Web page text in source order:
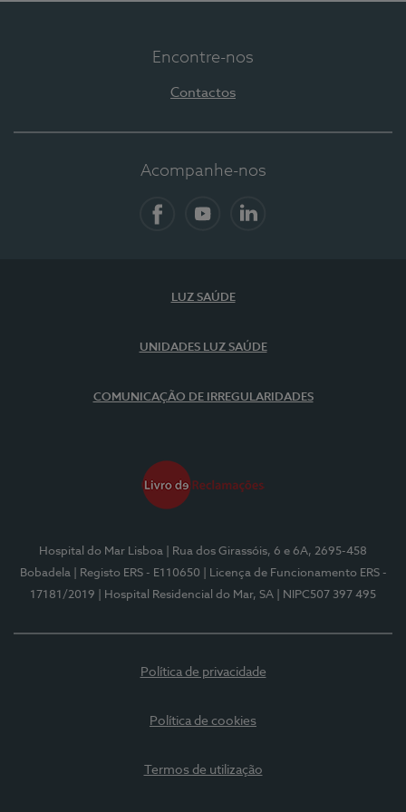
Encontre-nos
Contactos
Acompanhe-nos
LUZ SAÚDE
UNIDADES LUZ SAÚDE
COMUNICAÇÃO DE IRREGULARIDADES
Hospital do Mar Lisboa
| Rua dos Girassóis, 6 e 6A, 2695-458
Bobadela
| Registo ERS - E110650
| Licença de Funcionamento ERS -
17181/2019
| Hospital Residencial do Mar, SA | NIPC507 397 495
Política de privacidade
Política de cookies
Termos de utilização